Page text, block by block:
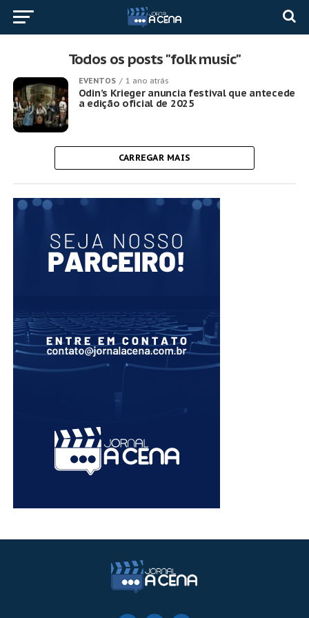
Todos os posts "folk music"
EVENTOS 1 ano atrás
Odin’s Krieger anuncia festival que antecede
a edição oficial de 2025
CARREGAR MAIS